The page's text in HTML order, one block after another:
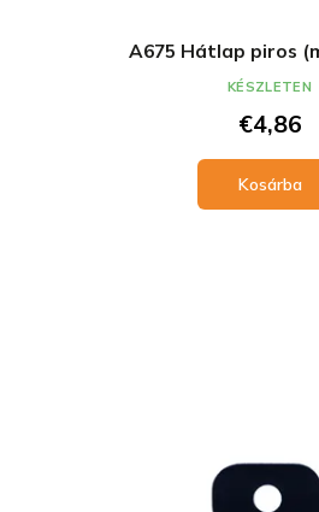
A675 Hátlap piros
€4,86
Kosárba
KÉSZLETEN